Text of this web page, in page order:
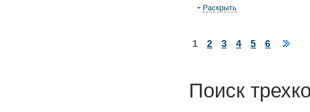
Раскрыть
1 2 3 4 5 6
Поиск